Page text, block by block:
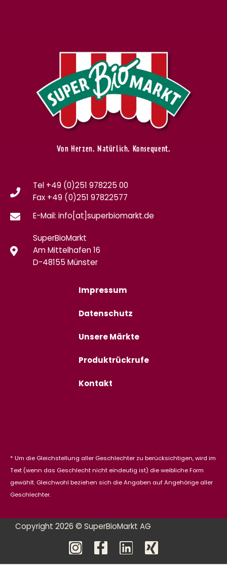
Von Herzen. Natürlich. Konsequent.
Tel +49 (0)251 978225 00
Fax +49 (0)251 97822577
E-Mail: info[at]superbiomarkt.de
SuperBioMarkt
Am Mittelhafen 16
D-48155 Münster
Impressum
Datenschutz
Unsere Märkte
Produktrückrufe
Kontakt
* Um die Gleichstellung aller Geschlechter zu berücksichtigen, wird im
Text (wenn das Geschlecht nicht eindeutig ist) die weibliche Form
gewählt. Gleichwohl beziehen sich die Angaben auf Angehörige aller
Geschlechter.
Copyright 2026 © SuperBioMarkt AG